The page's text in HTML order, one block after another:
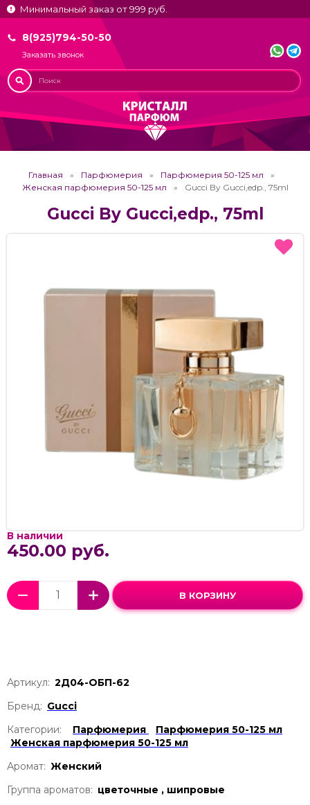
Минимальный заказ от 999 руб.
8(925)794-50-50
Заказать звонок
Главная Парфюмерия
Парфюмерия 50-125 мл
Женская парфюмерия 50-125 мл
Gucci By Gucci,edp., 75ml
Gucci By Gucci,edp., 75ml
В наличии
450.00 руб.
В КОРЗИНУ
Артикул: 2Д04-ОБП-62
Бренд: Gucci
Категории:
Парфюмерия
Парфюмерия 50-125 мл
Женская парфюмерия 50-125 мл
Аромат: Женский
Группа ароматов: цветочные , шипровые